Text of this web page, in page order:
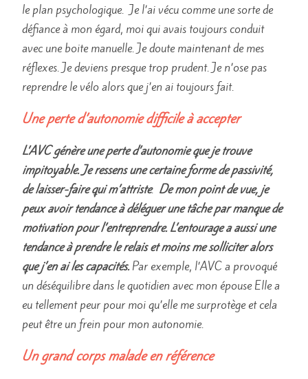
le plan psychologique. Je l’ai vécu comme une sorte de
défiance à mon égard, moi qui avais toujours conduit
avec une boite manuelle. Je doute maintenant de mes
réflexes. Je deviens presque trop prudent. Je n’ose pas
reprendre le vélo alors que j’en ai toujours fait.
Une perte d’autonomie difficile à accepter
L’AVC génère une perte d’autonomie que je trouve
impitoyable. Je ressens une certaine forme de passivité,
de laisser-faire qui m’attriste. De mon point de vue, je
peux avoir tendance à déléguer une tâche par manque de
motivation pour l’entreprendre. L’entourage a aussi une
tendance à prendre le relais et moins me solliciter alors
que j’en ai les capacités.Par exemple, l’AVC a provoqué
un déséquilibre dans le quotidien avec mon épouse Elle a
eu tellement peur pour moi qu’elle me surprotège et cela
peut être un frein pour mon autonomie.
Un grand corps malade en référence